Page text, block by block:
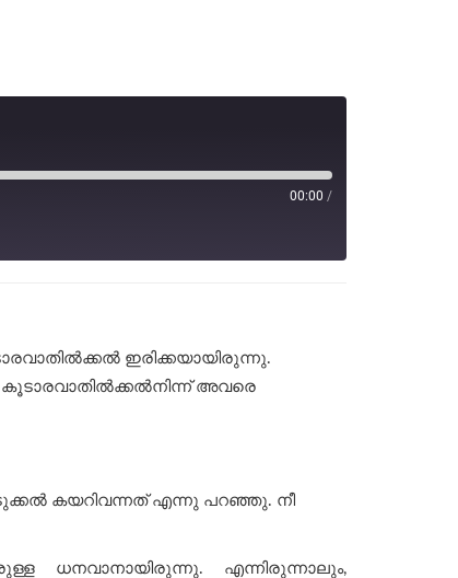
00:00 /
ഇരിക്കയായിരുന്നു.
അവരെ
കയറിവന്നത് എന്നു പറഞ്ഞു. നീ
ധനവാനായിരുന്നു. എന്നിരുന്നാലും,